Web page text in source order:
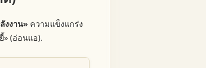
งงาน» ความแข็งแกร่ง
» (อ่อนแอ).